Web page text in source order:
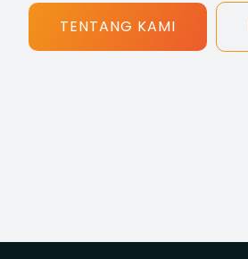
TENTANG KAMI